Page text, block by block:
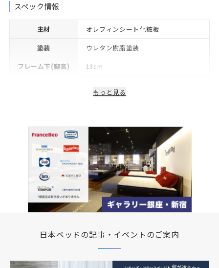
スペック情報
主材
オレフィンシート化粧板
塗装
ウレタン樹脂塗装
フレーム下(脚高)
13cm
もっと見る
日本ベッドの記事・イベントのご案内